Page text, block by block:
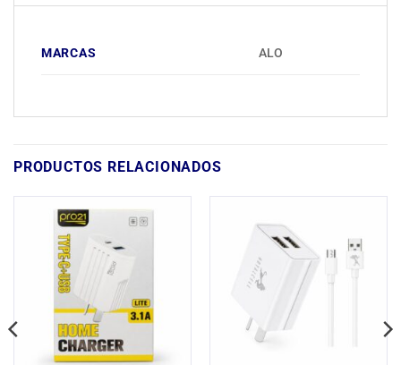
MARCAS ALO
PRODUCTOS RELACIONADOS